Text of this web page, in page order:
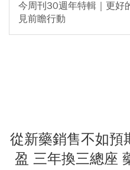
今周刊30週年特輯｜更好
見前瞻行動
從新藥銷售不如預
盈 三年換三總座